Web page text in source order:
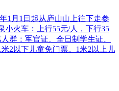
1月1日起从庐山山上往下走参
小火车：上行55元/人，下行35
群：军官证、全日制学生证、
2以下儿童免门票。1米2以上儿